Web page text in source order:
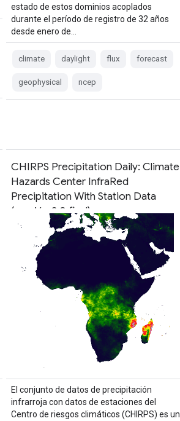
estado de estos dominios acoplados
durante el período de registro de 32 años
desde enero de…
climate daylight flux forecast
geophysical ncep
CHIRPS Precipitation Daily: Climate
Hazards Center InfraRed
Precipitation With Station Data
(versión 2.0 final)
El conjunto de datos de precipitación
infrarroja con datos de estaciones del
Centro de riesgos climáticos (CHIRPS) es un